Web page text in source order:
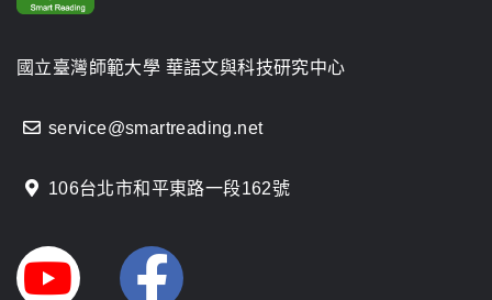
國立臺灣師範大學 華語文與科技研究中心
service@smartreading.net
106台北市和平東路一段162號